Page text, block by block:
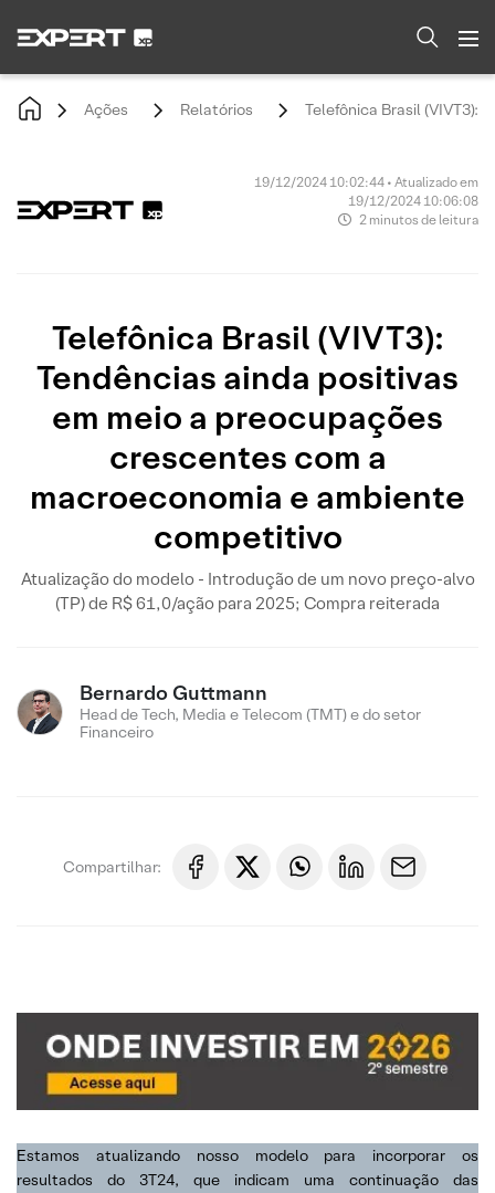
Ações Relatórios Telefônica Brasil (VIVT3):
19/12/2024 10:02:44 • Atualizado em
19/12/2024 10:06:08
2 minutos de leitura
Telefônica Brasil (VIVT3):
Tendências ainda positivas
em meio a preocupações
crescentes com a
macroeconomia e ambiente
competitivo
Atualização do modelo - Introdução de um novo preço-alvo
(TP) de R$ 61,0/ação para 2025; Compra reiterada
Bernardo Guttmann
Head de Tech, Media e Telecom (TMT) e do setor
Financeiro
Compartilhar:
Estamos atualizando nosso modelo para incorporar os
resultados do 3T24, que indicam uma continuação das